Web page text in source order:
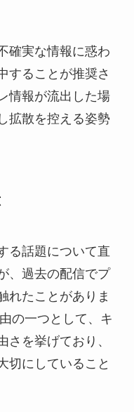
確実な情報に惑わ
することが推奨さ
情報が流出した場
拡散を控える姿勢
る話題について直
、過去の配信でプ
れたことがありま
の一つとして、キ
さを挙げており、
切にしていること